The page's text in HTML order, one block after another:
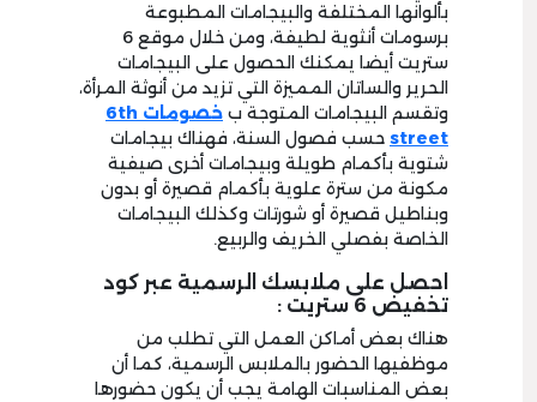
بألوانها المختلفة والبيجامات المطبوعة
برسومات أنثوية لطيفة، ومن خلال موقع 6
ستريت أيضا يمكنك الحصول على البيجامات
الحرير والساتان المميزة التي تزيد من أنوثة المرأة،
وتقسم البيجامات المتوجة ب
خصومات 6th
street حسب فصول السنة، فهناك بيجامات
شتوية بأكمام طويلة وبيجامات أخرى صيفية
مكونة من سترة علوية بأكمام قصيرة أو بدون
وبناطيل قصيرة أو شورتات وكذلك البيجامات
الخاصة بفصلي الخريف والربيع.
احصل على ملابسك الرسمية عبر كود
تخفيض 6 ستريت :
هناك بعض أماكن العمل التي تطلب من
موظفيها الحضور بالملابس الرسمية، كما أن
بعض المناسبات الهامة يجب أن يكون حضورها